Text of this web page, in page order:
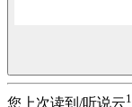
您上次读到/听说云1